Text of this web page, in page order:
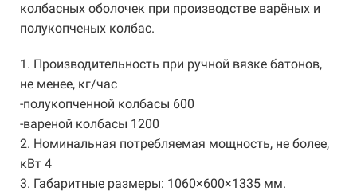
колбасных оболочек при производстве варёных и
полукопченых колбас.
1. Производительность при ручной вязке батонов,
не менее, кг/час
-полукопченной колбасы 600
-вареной колбасы 1200
2. Номинальная потребляемая мощность, не более,
кВт 4
3. Габаритные размеры: 1060×600×1335 мм.